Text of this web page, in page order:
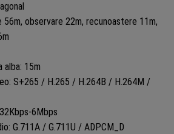
56m, observare 22m, recunoastere 11m,
alba: 15m
S+265 / H.265 / H.264B / H.264M /
6Mbps
G.711A / G.711U / ADPCM_D